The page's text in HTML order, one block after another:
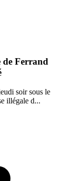
de Ferrand
soir sous le
illégale d...